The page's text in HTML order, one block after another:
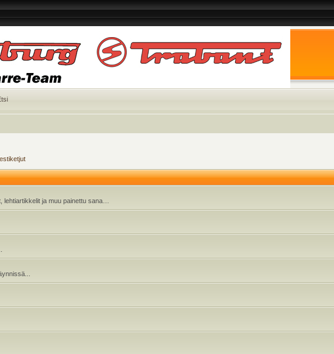
lehtiartikkelit ja muu painettu sana…